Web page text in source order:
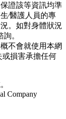
證該等資訊均準
∕醫護人員的專
。如對身體狀況
。
不會就使用本網
損害承擔任何
Company